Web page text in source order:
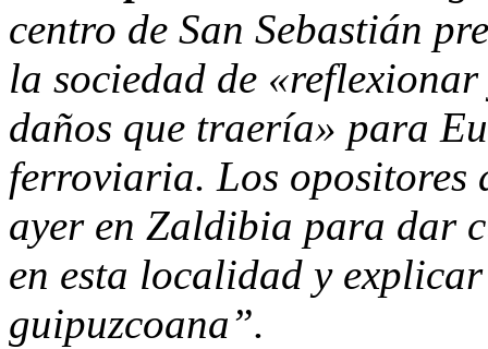
centro de San Sebastián
la sociedad de
daños que traería» para
ferroviaria. Los opositores
ayer en Zaldibia para dar
en esta localidad y
guipuzcoana”.